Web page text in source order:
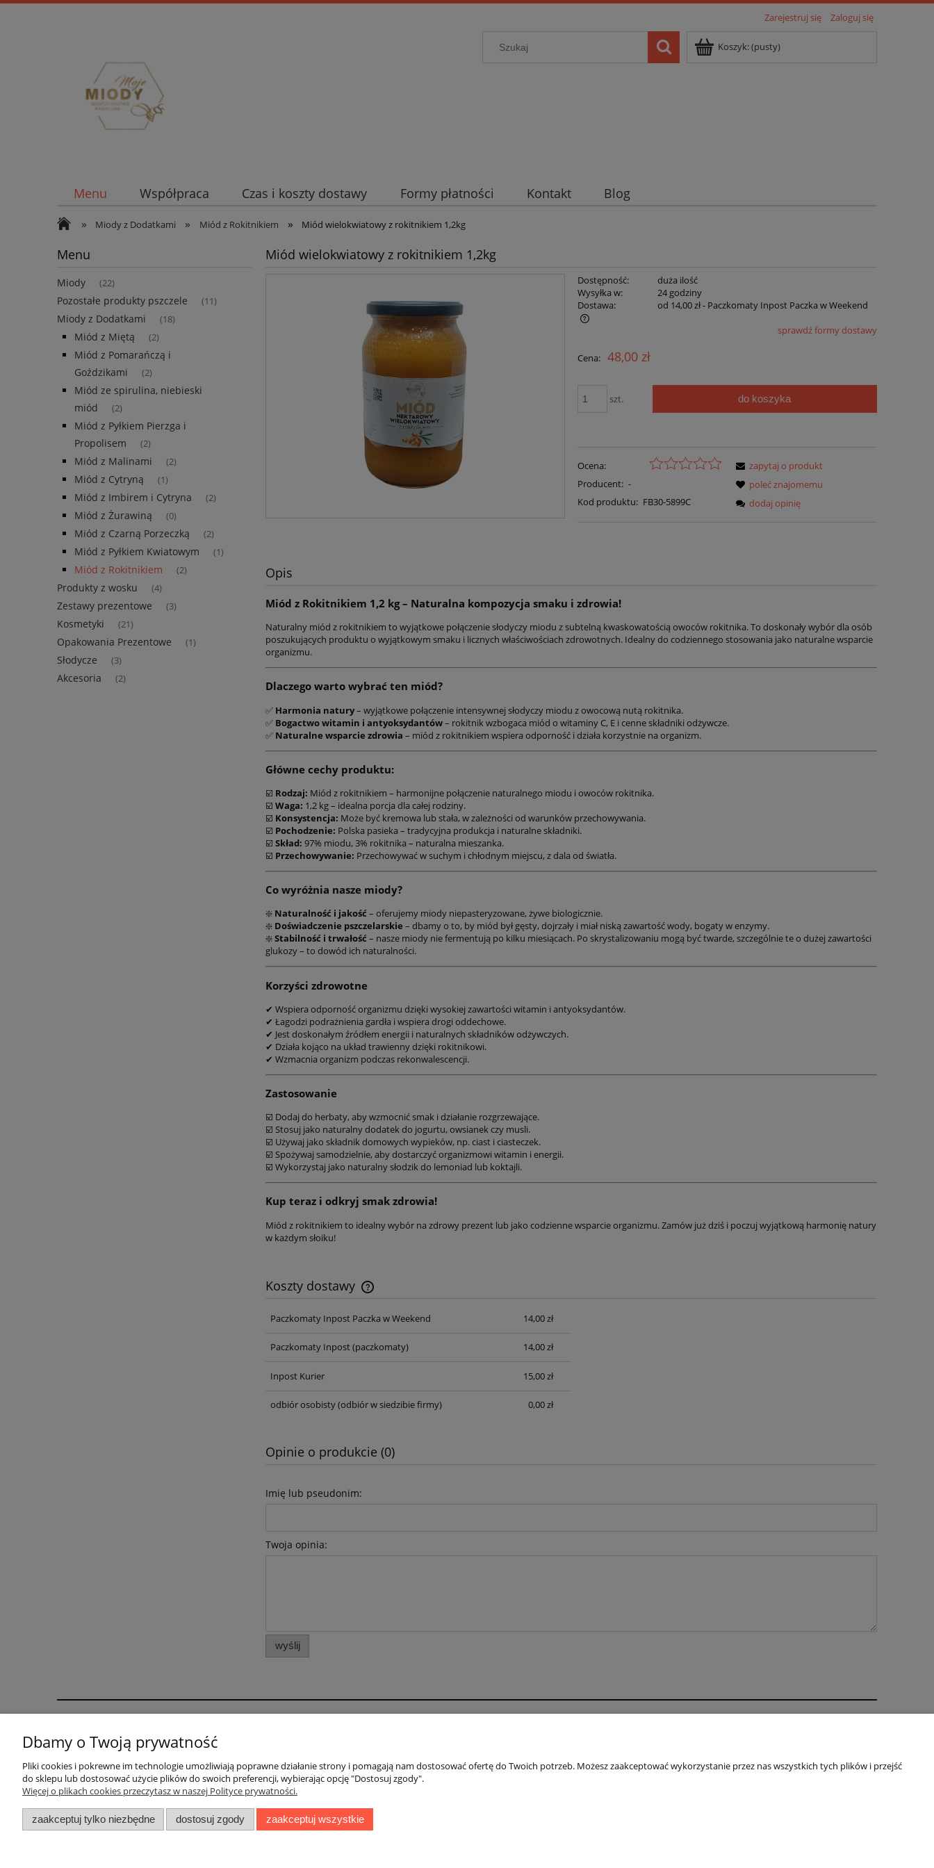
Zarejestruj się Zaloguj się
Koszyk:(pusty)
Menu Współpraca Czas i koszty dostawy Formy płatności Kontakt Blog
» Miody z Dodatkami » Miód z Rokitnikiem » Miód wielokwiatowy z rokitnikiem 1,2kg
Menu
Miody (22)
Pozostałe produkty pszczele (11)
Miody z Dodatkami (18)
Miód z Miętą (2)
Miód z Pomarańczą i
Goździkami
(2)
Miód ze spirulina, niebieski
miód
(2)
Miód z Pyłkiem Pierzga i
Propolisem
(2)
Miód z Malinami (2)
Miód z Cytryną (1)
Miód z Imbirem i Cytryna (2)
Miód z Żurawiną (0)
Miód z Czarną Porzeczką (2)
Miód z Pyłkiem Kwiatowym (1)
Miód z Rokitnikiem (2)
Produkty z wosku (4)
Zestawy prezentowe (3)
Kosmetyki (21)
Opakowania Prezentowe (1)
Słodycze (3)
Akcesoria (2)
Miód wielokwiatowy z rokitnikiem 1,2kg
Dostępność:
duża ilość
Wysyłka w:
24 godziny
Dostawa:
od 14,00 zł- Paczkomaty Inpost Paczka w Weekend
Cena nie zawiera ewentualnych kosztów
płatności
sprawdź formy dostawy
Cena: 48,00 zł
szt. do koszyka
Ocena:
Producent: -
Kod produktu: FB30-5899C
zapytaj o produkt
poleć znajomemu
dodaj opinię
Opis
Miód z Rokitnikiem 1,2 kg – Naturalna kompozycja smaku i zdrowia!
Naturalny miód z rokitnikiem to wyjątkowe połączenie słodyczy miodu z subtelną kwaskowatością owoców rokitnika. To doskonały wybór dla osób
poszukujących produktu o wyjątkowym smaku i licznych właściwościach zdrowotnych. Idealny do codziennego stosowania jako naturalne wsparcie
organizmu.
Dlaczego warto wybrać ten miód?
✅ Harmonia natury– wyjątkowe połączenie intensywnej słodyczy miodu z owocową nutą rokitnika.
✅ Bogactwo witamin i antyoksydantów– rokitnik wzbogaca miód o witaminy C, E i cenne składniki odżywcze.
✅ Naturalne wsparcie zdrowia – miód z rokitnikiem wspiera odporność i działa korzystnie na organizm.
Główne cechy produktu:
☑️ Rodzaj: Miód z rokitnikiem – harmonijne połączenie naturalnego miodu i owoców rokitnika.
☑️ Waga: 1,2 kg – idealna porcja dla całej rodziny.
☑️ Konsystencja: Może być kremowa lub stała, w zależności od warunków przechowywania.
☑️ Pochodzenie: Polska pasieka – tradycyjna produkcja i naturalne składniki.
☑️ Skład: 97% miodu, 3% rokitnika – naturalna mieszanka.
☑️ Przechowywanie: Przechowywać w suchym i chłodnym miejscu, z dala od światła.
Co wyróżnia nasze miody?
❇️ Naturalność i jakość – oferujemy miody niepasteryzowane, żywe biologicznie.
❇️ Doświadczenie pszczelarskie – dbamy o to, by miód był gęsty, dojrzały i miał niską zawartość wody, bogaty w enzymy.
❇️Stabilność i trwałość – nasze miody nie fermentują po kilku miesiącach. Po skrystalizowaniu mogą być twarde, szczególnie te o dużej zawartości
glukozy – to dowód ich naturalności.
Korzyści zdrowotne
✔ Wspiera odporność organizmu dzięki wysokiej zawartości witamin i antyoksydantów.
✔ Łagodzi podrażnienia gardła i wspiera drogi oddechowe.
✔ Jest doskonałym źródłem energii i naturalnych składników odżywczych.
✔ Działa kojąco na układ trawienny dzięki rokitnikowi.
✔ Wzmacnia organizm podczas rekonwalescencji.
Zastosowanie
☑️ Dodaj do herbaty, aby wzmocnić smak i działanie rozgrzewające.
☑️ Stosuj jako naturalny dodatek do jogurtu, owsianek czy musli.
☑️ Używaj jako składnik domowych wypieków, np. ciast i ciasteczek.
☑️ Spożywaj samodzielnie, aby dostarczyć organizmowi witamin i energii.
☑️ Wykorzystaj jako naturalny słodzik do lemoniad lub koktajli.
Kup teraz i odkryj smak zdrowia!
Miód z rokitnikiem to idealny wybór na zdrowy prezent lub jako codzienne wsparcie organizmu. Zamów już dziś i poczuj wyjątkową harmonię natury
w każdym słoiku!
Koszty dostawy
Cena nie zawiera ewentualnych kosztów
Paczkomaty Inpost Paczka w Weekend 14,00 zł
Paczkomaty Inpost(paczkomaty) 14,00 zł
Inpost Kurier 15,00 zł
odbiór osobisty(odbiór w siedzibie firmy) 0,00 zł
Opinie o produkcie (0)
Imię lub pseudonim:
Twoja opinia:
wyślij
Regulamin
Twoje zamówienia
Ustawienia konta
Przechowalnia
Formy płatności
Czas i koszty dostawy
Polityka prywatności
Kontakt
Dbamy o Twoją prywatność
Pliki cookies i pokrewne im technologie umożliwiają poprawne działanie strony i pomagają nam dostosować ofertę do Twoich potrzeb. Możesz zaakceptować wykorzystanie przez nas wszystkich tych plików i przejść
do sklepu lub dostosować użycie plików do swoich preferencji, wybierając opcję "Dostosuj zgody".
Więcej o plikach cookies przeczytasz w naszej Polityce prywatności.
zaakceptuj tylko niezbędne dostosuj zgody zaakceptuj wszystkie